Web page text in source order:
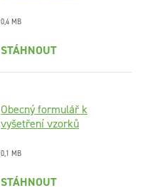
0,4 MB
STÁHNOUT
Obecný formulář k
vyšetření vzorků
0,1 MB
STÁHNOUT